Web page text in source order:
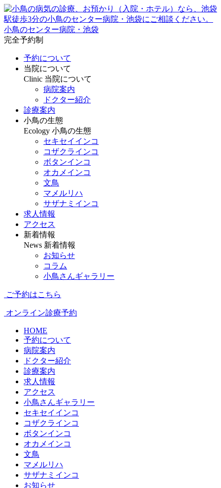
小鳥のセンター病院・池袋
完全予約制
予約について
当院について
Clinic 当院について
病院案内
ドクター紹介
診療案内
小鳥の生態
Ecology 小鳥の生態
セキセイインコ
コザクラインコ
ボタンインコ
オカメインコ
文鳥
マメルリハ
サザナミインコ
求人情報
アクセス
新着情報
News 新着情報
お知らせ
コラム
小鳥さんギャラリー
ご予約はこちら
オンライン診療予約
HOME
予約について
病院案内
ドクター紹介
診療案内
求人情報
アクセス
小鳥さんギャラリー
セキセイインコ
コザクラインコ
ボタンインコ
オカメインコ
文鳥
マメルリハ
サザナミインコ
お知らせ